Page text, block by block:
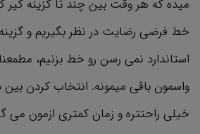
میده که هر وقت بین چند تا گزینه گیر
خط فرضی رضایت در نظر بگیریم و
استاندارد نمی رسن رو خط بزنیم،
واسمون باقی میمونه. انتخاب کردن بین
خیلی راحتتره و زمان کمتری ازمون می